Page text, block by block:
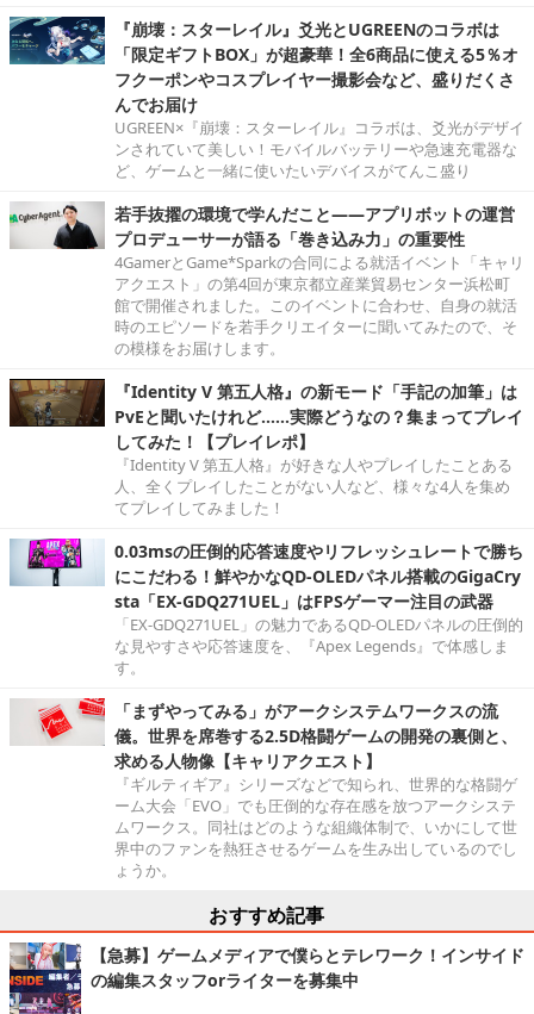
『崩壊：スターレイル』爻光とUGREENのコラボは
「限定ギフトBOX」が超豪華！全6商品に使える5％オ
フクーポンやコスプレイヤー撮影会など、盛りだくさ
んでお届け
UGREEN×『崩壊：スターレイル』コラボは、爻光がデザイ
ンされていて美しい！モバイルバッテリーや急速充電器な
ど、ゲームと一緒に使いたいデバイスがてんこ盛り
若手抜擢の環境で学んだこと――アプリボットの運営
プロデューサーが語る「巻き込み力」の重要性
4GamerとGame*Sparkの合同による就活イベント「キャリ
アクエスト」の第4回が東京都立産業貿易センター浜松町
館で開催されました。このイベントに合わせ、自身の就活
時のエピソードを若手クリエイターに聞いてみたので、そ
の模様をお届けします。
『Identity V 第五人格』の新モード「手記の加筆」は
PvEと聞いたけれど……実際どうなの？集まってプレイ
してみた！【プレイレポ】
『Identity V 第五人格』が好きな人やプレイしたことある
人、全くプレイしたことがない人など、様々な4人を集め
てプレイしてみました！
0.03msの圧倒的応答速度やリフレッシュレートで勝ち
にこだわる！鮮やかなQD-OLEDパネル搭載のGigaCry
sta「EX-GDQ271UEL」はFPSゲーマー注目の武器
「EX-GDQ271UEL」の魅力であるQD-OLEDパネルの圧倒的
な見やすさや応答速度を、『Apex Legends』で体感しま
す。
「まずやってみる」がアークシステムワークスの流
儀。世界を席巻する2.5D格闘ゲームの開発の裏側と、
求める人物像【キャリアクエスト】
『ギルティギア』シリーズなどで知られ、世界的な格闘ゲ
ーム大会「EVO」でも圧倒的な存在感を放つアークシステ
ムワークス。同社はどのような組織体制で、いかにして世
界中のファンを熱狂させるゲームを生み出しているのでし
ょうか。
おすすめ記事
【急募】ゲームメディアで僕らとテレワーク！インサイド
の編集スタッフorライターを募集中